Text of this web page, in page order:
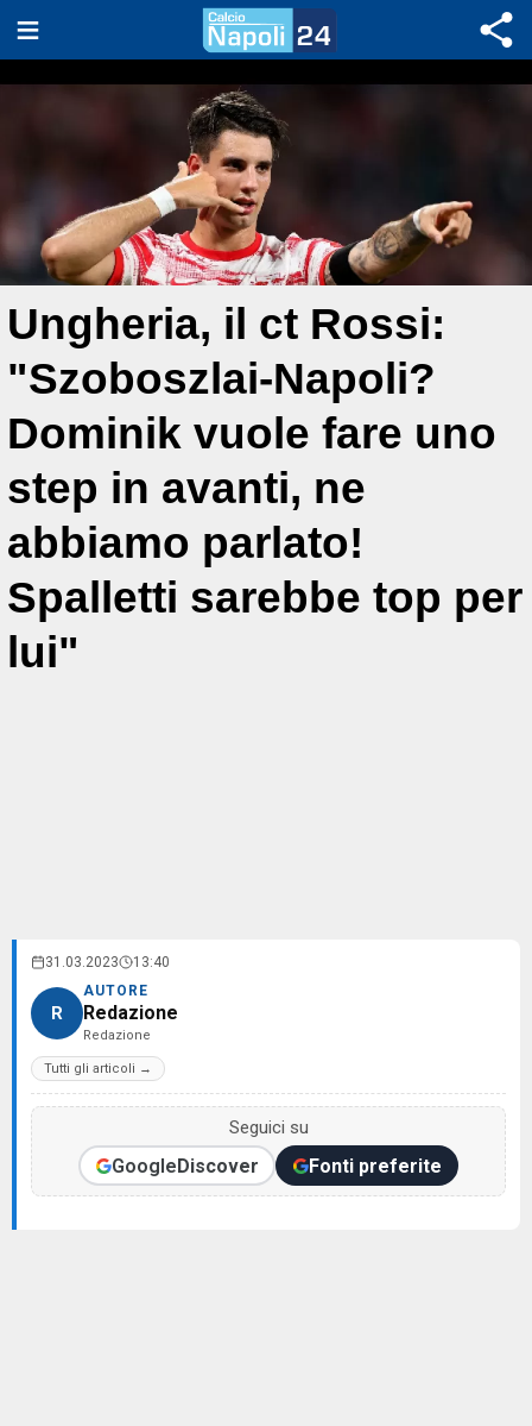
Ungheria, il ct Rossi:
"Szoboszlai-Napoli?
Dominik vuole fare uno
step in avanti, ne
abbiamo parlato!
Spalletti sarebbe top per
lui"
31.03.2023 13:40
R
AUTORE
Redazione
Redazione
Tutti gli articoli →
Seguici su
GoogleDiscover Fonti preferite